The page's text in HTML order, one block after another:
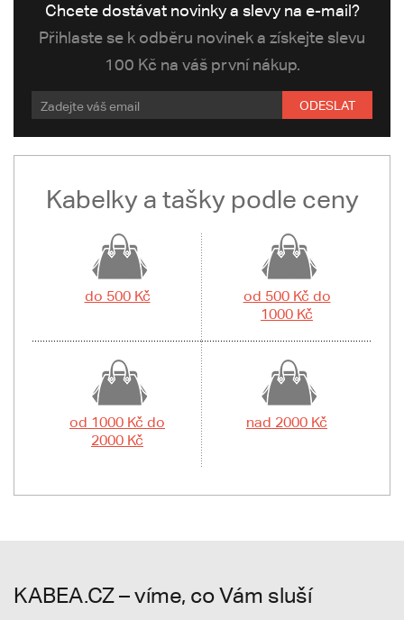
Chcete dostávat novinky a slevy na e-mail?
Přihlaste se k odběru novinek a získejte slevu
100 Kč na váš první nákup.
ODESLAT
Kabelky a tašky podle ceny
do 500 Kč
od 500 Kč do
1000 Kč
od 1000 Kč do
2000 Kč
nad 2000 Kč
KABEA.CZ – víme, co Vám sluší